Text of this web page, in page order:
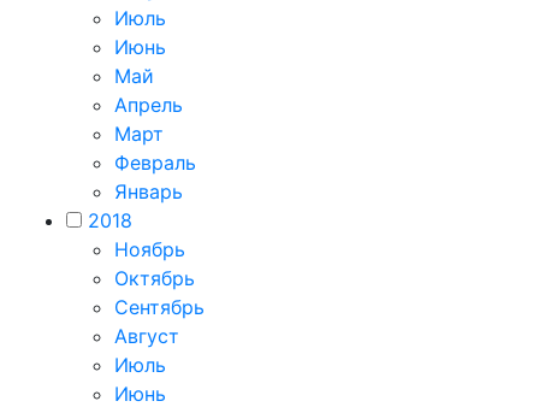
Июль
Июнь
Май
Апрель
Март
Февраль
Январь
2018
Ноябрь
Октябрь
Сентябрь
Август
Июль
Июнь